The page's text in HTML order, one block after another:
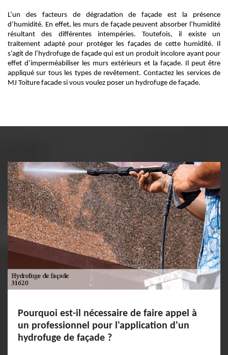
L’un des facteurs de dégradation de façade est la présence
d’humidité. En effet, les murs de façade peuvent absorber l’humidité
résultant des différentes intempéries. Toutefois, il existe un
traitement adapté pour protéger les façades de cette humidité. Il
s’agit de l’hydrofuge de façade qui est un produit incolore ayant pour
effet d’imperméabiliser les murs extérieurs et la façade. Il peut être
appliqué sur tous les types de revêtement. Contactez les services de
MJ Toiture facade si vous voulez poser un hydrofuge de façade.
Pourquoi est-il nécessaire de faire appel à
un professionnel pour l'application d'un
hydrofuge de façade ?